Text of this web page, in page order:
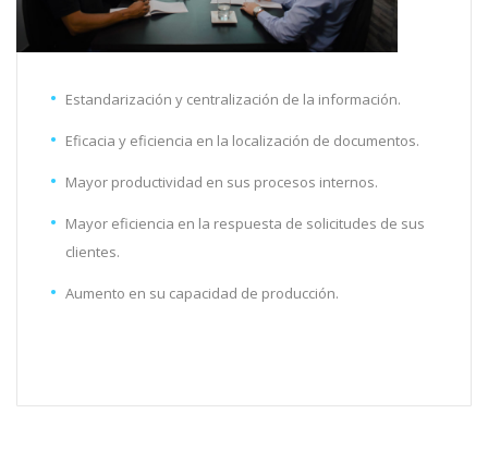
Estandarización y centralización de la información.
Eficacia y eficiencia en la localización de documentos.
Mayor productividad en sus procesos internos.
Mayor eficiencia en la respuesta de solicitudes de sus
clientes.
Aumento en su capacidad de producción.